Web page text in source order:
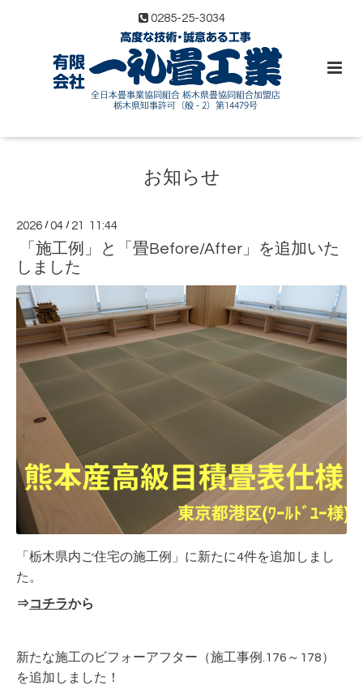
0285-25-3034
お知らせ
2026 /04 / 21 11:44
「施工例」と「畳Before/After」を追加いた
しました
「栃木県内ご住宅の施工例」に新たに4件を追加しまし
た。
⇒コチラから
新たな施工のビフォーアフター（施工事例.176～178）
を追加しました！